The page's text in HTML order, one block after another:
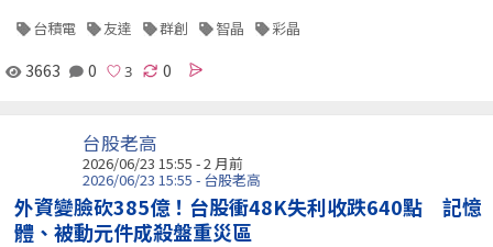
台積電 友達 群創 智晶 彩晶
3663 0 0
台股老高
2026/06/23 15:55 - 2 月前
2026/06/23 15:55 - 台股老高
外資變臉砍385億！台股衝48K失利收跌640點 記憶
體、被動元件成殺盤重災區